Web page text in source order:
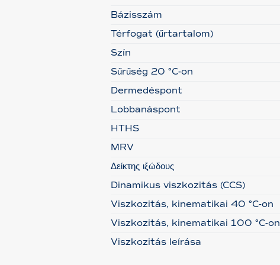
Bázisszám
Térfogat (űrtartalom)
Szín
Sűrűség 20 °C-on
Dermedéspont
Lobbanáspont
HTHS
MRV
Δείκτης ιξώδους
Dinamikus viszkozitás (CCS)
Viszkozitás, kinematikai 40 °C-on
Viszkozitás, kinematikai 100 °C-on
Viszkozitás leírása